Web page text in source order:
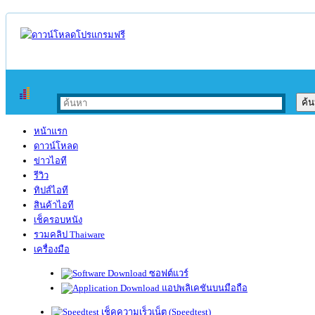
หน้าแรก
ดาวน์โหลด
ข่าวไอที
รีวิว
ทิปส์ไอที
สินค้าไอที
เช็ครอบหนัง
รวมคลิป Thaiware
เครื่องมือ
ซอฟต์แวร์
แอปพลิเคชันบนมือถือ
เช็คความเร็วเน็ต (Speedtest)